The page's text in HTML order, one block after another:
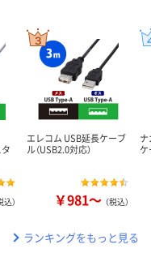
込）
エレコム USB延長ケーブ
ル（USB2.0対応）
￥981～ （税込）
ケ
ランキングをもっと見る